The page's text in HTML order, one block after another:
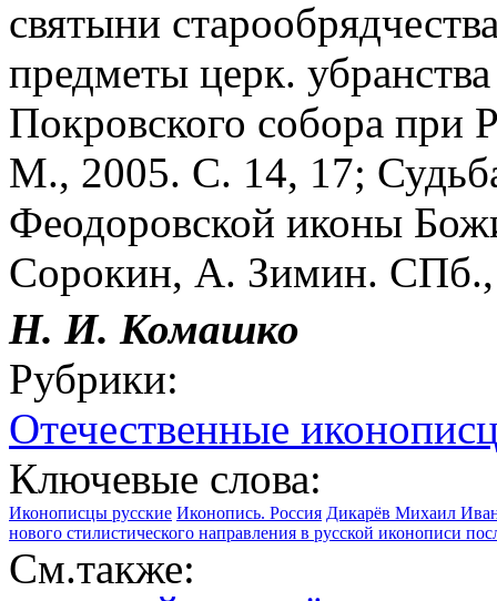
святыни
предметы церк.
Покровского собора при
М., 2005. С. 14, 17;
Феодоровской иконы
Сорокин, А. Зимин.
Н. И. Комашко
Рубрики:
Отечественные
Ключевые слова:
Иконописцы русские Иконопись. Россия Дикарёв Михаил
нового стилистического направления в русской иконописи
См.также: